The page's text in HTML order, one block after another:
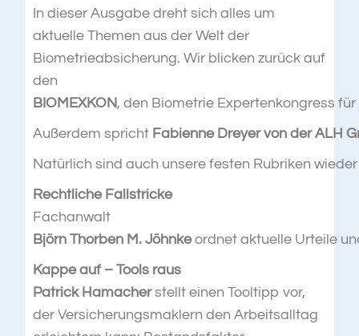
In dieser Ausgabe dreht sich alles um
aktuelle Themen aus der Welt der
Biometrieabsicherung. Wir blicken zurück auf
den
BIOMEXKON, den Biometrie Expertenkongress
Außerdem spricht Fabienne Dreyer von der ALH
Natürlich sind auch unsere festen Rubriken
Rechtliche Fallstricke
Fachanwalt
Björn Thorben M. Jöhnkeordnet aktuelle Urteile
Kappe auf – Tools raus
Patrick Hamacherstellt einen Tooltipp vor,
der Versicherungsmaklern den Arbeitsalltag